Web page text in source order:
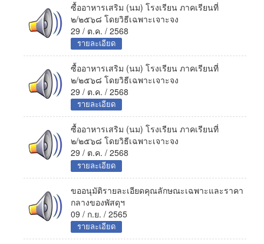
ซื้ออาหารเสริม (นม) โรงเรียน ภาคเรียนที่
๒/๒๕๖๘ โดยวิธีเฉพาะเจาะจง
29 / ต.ค. / 2568
รายละเอียด
ซื้ออาหารเสริม (นม) โรงเรียน ภาคเรียนที่
๒/๒๕๖๘ โดยวิธีเฉพาะเจาะจง
29 / ต.ค. / 2568
รายละเอียด
ซื้ออาหารเสริม (นม) โรงเรียน ภาคเรียนที่
๒/๒๕๖๘ โดยวิธีเฉพาะเจาะจง
29 / ต.ค. / 2568
รายละเอียด
ขออนุมัติรายละเอียดคุณลักษณะเฉพาะและราคา
กลางของพัสดุฯ
09 / ก.ย. / 2565
รายละเอียด